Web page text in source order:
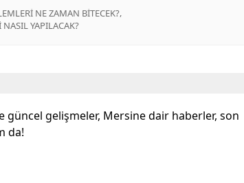
NE ZAMAN BİTECEK?,
NASIL YAPILACAK?
gelişmeler, Mersine dair haberler, son
da!